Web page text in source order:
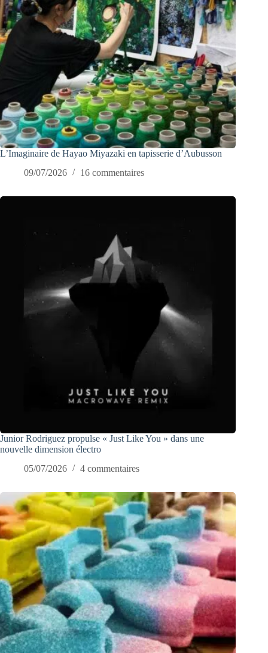
L’Imaginaire de Hayao Miyazaki en tapisserie d’Aubusson
09/07/2026
16 commentaires
Junior Rodriguez propulse « Just Like You » dans une
nouvelle dimension électro
05/07/2026
4 commentaires